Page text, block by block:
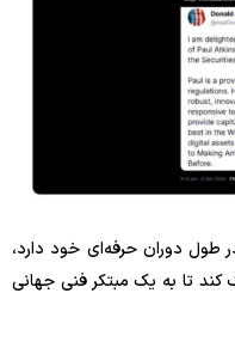
طول دوران حرفه‌ای خود دارد،
کند تا به یک مبتکر فنی جهانی